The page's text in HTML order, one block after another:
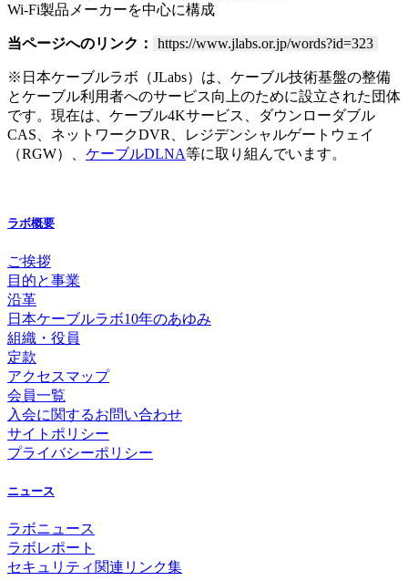
Wi-Fi製品メーカーを中心に構成
当ページへのリンク： https://www.jlabs.or.jp/words?id=323
※日本ケーブルラボ（JLabs）は、ケーブル技術基盤の整備
とケーブル利用者へのサービス向上のために設立された団体
です。現在は、ケーブル4Kサービス、ダウンローダブル
CAS、ネットワークDVR、レジデンシャルゲートウェイ
（RGW）、 ケーブルDLNA等に取り組んでいます。
ラボ概要
ご挨拶
目的と事業
沿革
日本ケーブルラボ10年のあゆみ
組織・役員
定款
アクセスマップ
会員一覧
入会に関するお問い合わせ
サイトポリシー
プライバシーポリシー
ニュース
ラボニュース
ラボレポート
セキュリティ関連リンク集